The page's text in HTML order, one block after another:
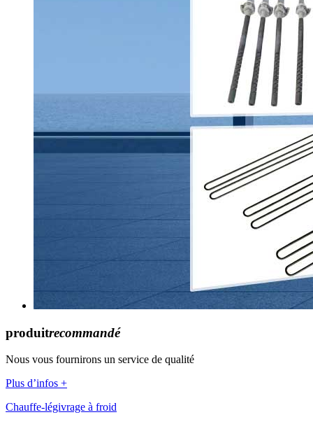
produitrecommandé
Nous vous fournirons un service de qualité
Plus d’infos +
Chauffe-légivrage à froid